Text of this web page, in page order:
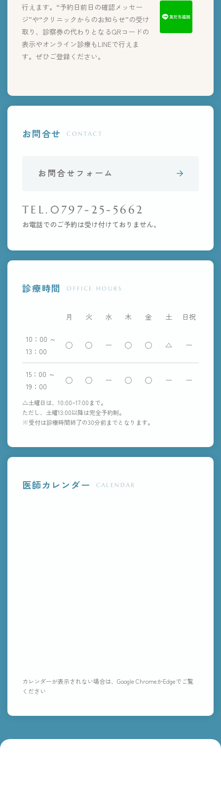
行えます。“予約日前日の確認メッセー
ジ”や“クリニックからのお知らせ”の受け
取り、診察券の代わりとなるQRコードの
表示やオンライン診療もLINEで行えま
す。ぜひご登録ください。
お問合せ CONTACT
お問合せフォーム
TEL.0797-25-5662
お電話でのご予約は受け付けておりません。
診療時間 OFFICE HOURS
月 火 水 木 金 土 日祝
10：00 ～
13：00
◯ ◯ ー ◯ ◯ △ ー
15：00 ～
19：00
◯ ◯ ー ◯ ◯ ー ー
△土曜日は、10:00~17:00まで。
ただし、土曜13:00以降は完全予約制。
※受付は診療時間終了の30分前までとなります。
医師カレンダー CALENDAR
カレンダーが表示されない場合は、Google ChromeかEdgeでご覧
ください